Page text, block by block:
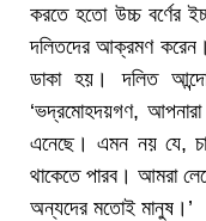
করতে হতো উচ্চ বর্ণের
দলিতদের আক্রমণ
ডাকা হয়। দলিত
‘ভদ্রমোহদয়গণ,
এনেছে। এমন নয় যে,
থাকেতে পারব। আমরা
অন্যদের মতোই মানুষ।’